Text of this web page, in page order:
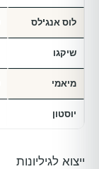
לוס אנג'לס
שיקגו
מיאמי
יוסטון
ייצוא לגיליונות